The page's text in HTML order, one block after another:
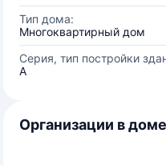
Тип дома:
Многоквартирный дом
Серия, тип постройки
А
Организации в доме